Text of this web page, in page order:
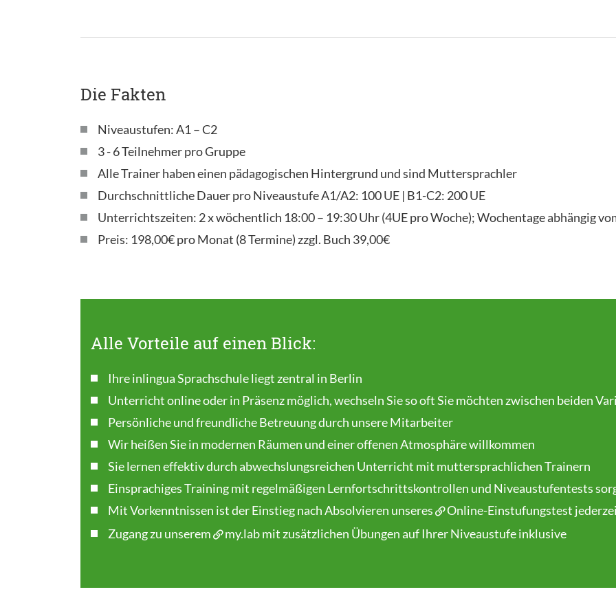
Die Fakten
Niveaustufen: A1 – C2
3 - 6 Teilnehmer pro Gruppe
Alle Trainer haben einen pädagogischen Hintergrund und sind Muttersprachler
Durchschnittliche Dauer pro Niveaustufe A1/A2: 100 UE | B1-C2: 200 UE
Unterrichtszeiten: 2 x wöchentlich 18:00 – 19:30 Uhr (4UE pro Woche); Wochentage abhängig
Preis: 198,00€ pro Monat (8 Termine) zzgl. Buch 39,00€
Alle Vorteile auf einen Blick:
Ihre inlingua Sprachschule liegt zentral in Berlin
Unterricht online oder in Präsenz möglich, wechseln Sie so oft Sie möchten zwischen beiden
Persönliche und freundliche Betreuung durch unsere Mitarbeiter
Wir heißen Sie in modernen Räumen und einer offenen Atmosphäre willkommen
Sie lernen effektiv durch abwechslungsreichen Unterricht mit muttersprachlichen Trainern
Einsprachiges Training mit regelmäßigen Lernfortschrittskontrollen und Niveaustufentests
Mit Vorkenntnissen ist der Einstieg nach Absolvieren unseres
Online-Einstufungstest
Zugang zu unserem
my.labmit zusätzlichen Übungen auf Ihrer Niveaustufe inklusive